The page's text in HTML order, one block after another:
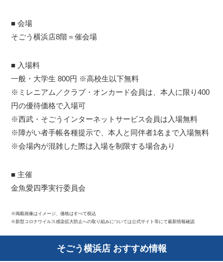
■ 会場
そごう横浜店8階＝催会場
■ 入場料
一般・大学生 800円 ※高校生以下無料
※ミレニアム／クラブ・オンカード会員は、本人に限り400
円の優待価格で入場可
※西武・そごうインターネットサービス会員は入場無料
※障がい者手帳各種提示で、本人と同伴者1名まで入場無料
※会場内が混雑した際は入場を制限する場合あり
■ 主催
金魚愛四季実行委員会
※掲載画像はイメージ、価格はすべて税込
※新型コロナウイルス感染拡大防止への取り組みについては公式サイト等にて最新情報確認
そごう横浜店 おすすめ情報